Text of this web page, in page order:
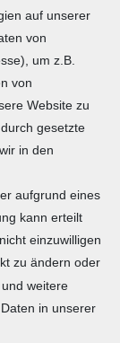
auf unserer
von
um z.B.
von
Website zu
gesetzte
in den
aufgrund eines
kann erteilt
einzuwilligen
zu ändern oder
und weitere
in unserer